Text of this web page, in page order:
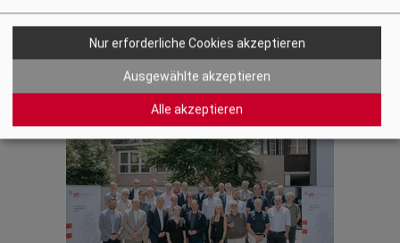
Nur erforderliche Cookies akzeptieren
Ausgewählte akzeptieren
Alle akzeptieren
Zusammentreffen stand ganz im Zeichen des Miteinanders
und des gemeinsamen Starts in die neue Funktionsperiode.